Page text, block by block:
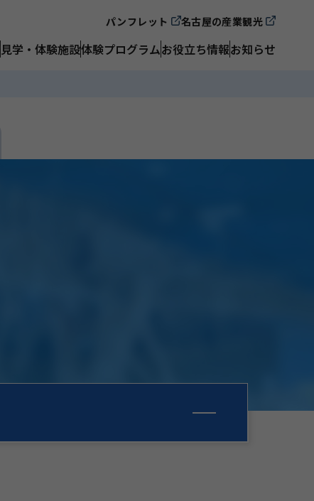
パンフレット 名古屋の産業観光
見学・体験施設体験プログラムお役立ち情報お知らせ